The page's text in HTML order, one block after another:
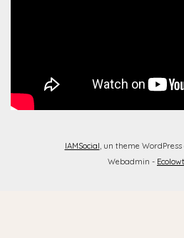
IAMSocial, un theme WordPress
Webadmin -